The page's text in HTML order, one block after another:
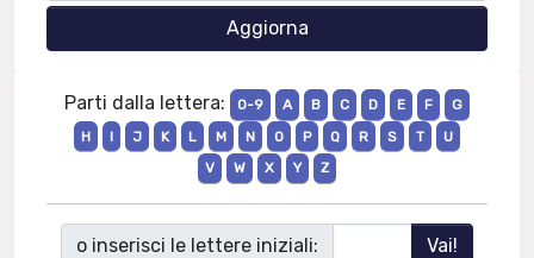
Parti dalla lettera: 0-9 A B C D E F
G
H
I J K L M N O P Q R S T
U
V
W X Y Z
o inserisci le lettere iniziali: